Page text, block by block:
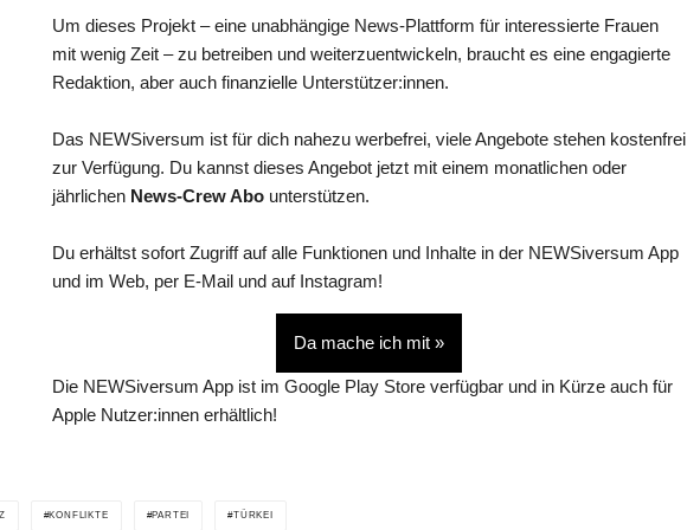
Um dieses Projekt – eine unabhängige News-Plattform für interessierte Frauen
mit wenig Zeit – zu betreiben und weiterzuentwickeln, braucht es eine engagierte
Redaktion, aber auch finanzielle Unterstützer:innen.
Das NEWSiversum ist für dich nahezu werbefrei, viele Angebote stehen kostenfrei
zur Verfügung. Du kannst dieses Angebot jetzt mit einem monatlichen oder
jährlichen News-Crew Abo unterstützen.
Du erhältst sofort Zugriff auf alle Funktionen und Inhalte in der NEWSiversum App
und im Web, per E-Mail und auf Instagram!
Da mache ich mit »
Die NEWSiversum App ist im Google Play Store verfügbar und in Kürze auch für
Apple Nutzer:innen erhältlich!
KONFLIKTE PARTEI TÜRKEI